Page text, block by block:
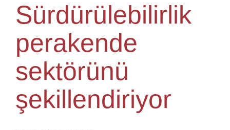
Sürdürülebilirlik
perakende
sektörünü
şekillendiriyor